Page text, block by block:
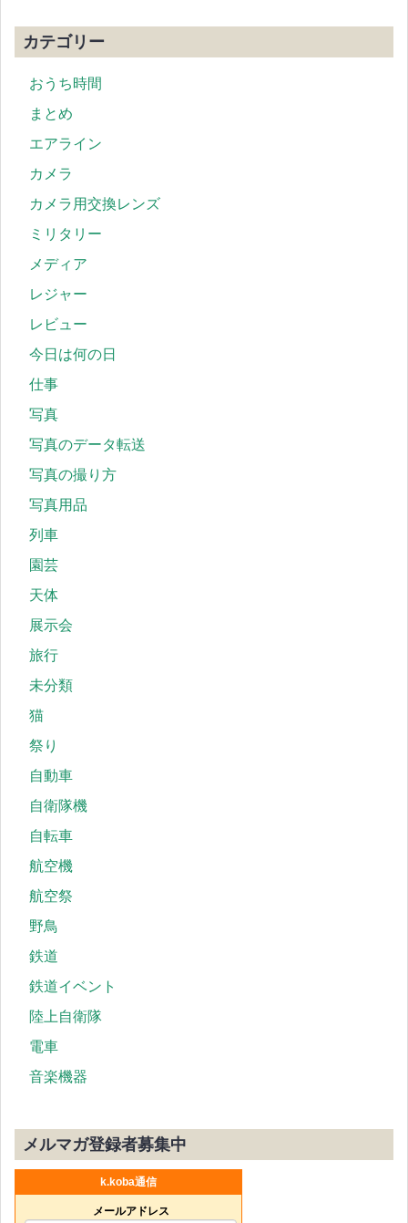
カテゴリー
おうち時間
まとめ
エアライン
カメラ
カメラ用交換レンズ
ミリタリー
メディア
レジャー
レビュー
今日は何の日
仕事
写真
写真のデータ転送
写真の撮り方
写真用品
列車
園芸
天体
展示会
旅行
未分類
猫
祭り
自動車
自衛隊機
自転車
航空機
航空祭
野鳥
鉄道
鉄道イベント
陸上自衛隊
電車
音楽機器
メルマガ登録者募集中
k.koba通信
メールアドレス